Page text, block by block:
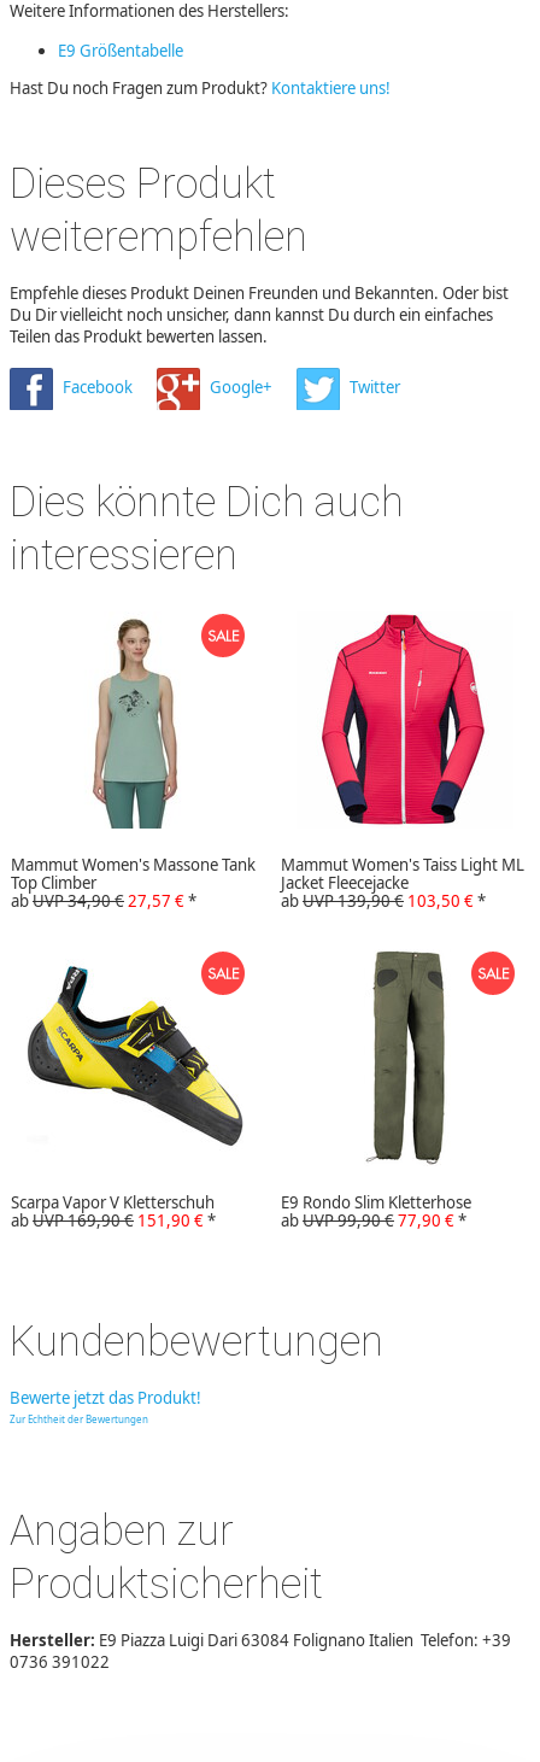
Weitere Informationen des Herstellers:
E9 Größentabelle
Hast Du noch Fragen zum Produkt? Kontaktiere uns!
Dieses Produkt
weiterempfehlen
Empfehle dieses Produkt Deinen Freunden und Bekannten. Oder bist
Du Dir vielleicht noch unsicher, dann kannst Du durch ein einfaches
Teilen das Produkt bewerten lassen.
Facebook Google+ Twitter
Dies könnte Dich auch
interessieren
Mammut Women's Massone Tank
Top Climber
abUVP 34,90 €27,57 €*
Mammut Women's Taiss Light ML
Jacket Fleecejacke
abUVP 139,90 € 103,50 €*
Scarpa Vapor V Kletterschuh
abUVP 169,90 € 151,90 €*
E9 Rondo Slim Kletterhose
abUVP 99,90 €77,90 €*
Kundenbewertungen
Bewerte jetzt das Produkt!
Zur Echtheit der Bewertungen
Angaben zur
Produktsicherheit
Hersteller: E9 Piazza Luigi Dari 63084 Folignano Italien Telefon: +39
0736 391022